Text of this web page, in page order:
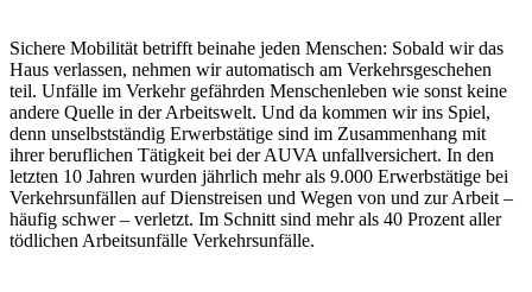
Sichere Mobilität betrifft beinahe jeden Menschen: Sobald wir das
Haus verlassen, nehmen wir automatisch am Verkehrsgeschehen
teil. Unfälle im Verkehr gefährden Menschenleben wie sonst keine
andere Quelle in der Arbeitswelt. Und da kommen wir ins Spiel,
denn unselbstständig Erwerbstätige sind im Zusammenhang mit
ihrer beruflichen Tätigkeit bei der AUVA unfallversichert. In den
letzten 10 Jahren wurden jährlich mehr als 9.000 Erwerbstätige bei
Verkehrsunfällen auf Dienstreisen und Wegen von und zur Arbeit –
häufig schwer – verletzt. Im Schnitt sind mehr als 40 Prozent aller
tödlichen Arbeitsunfälle Verkehrsunfälle.